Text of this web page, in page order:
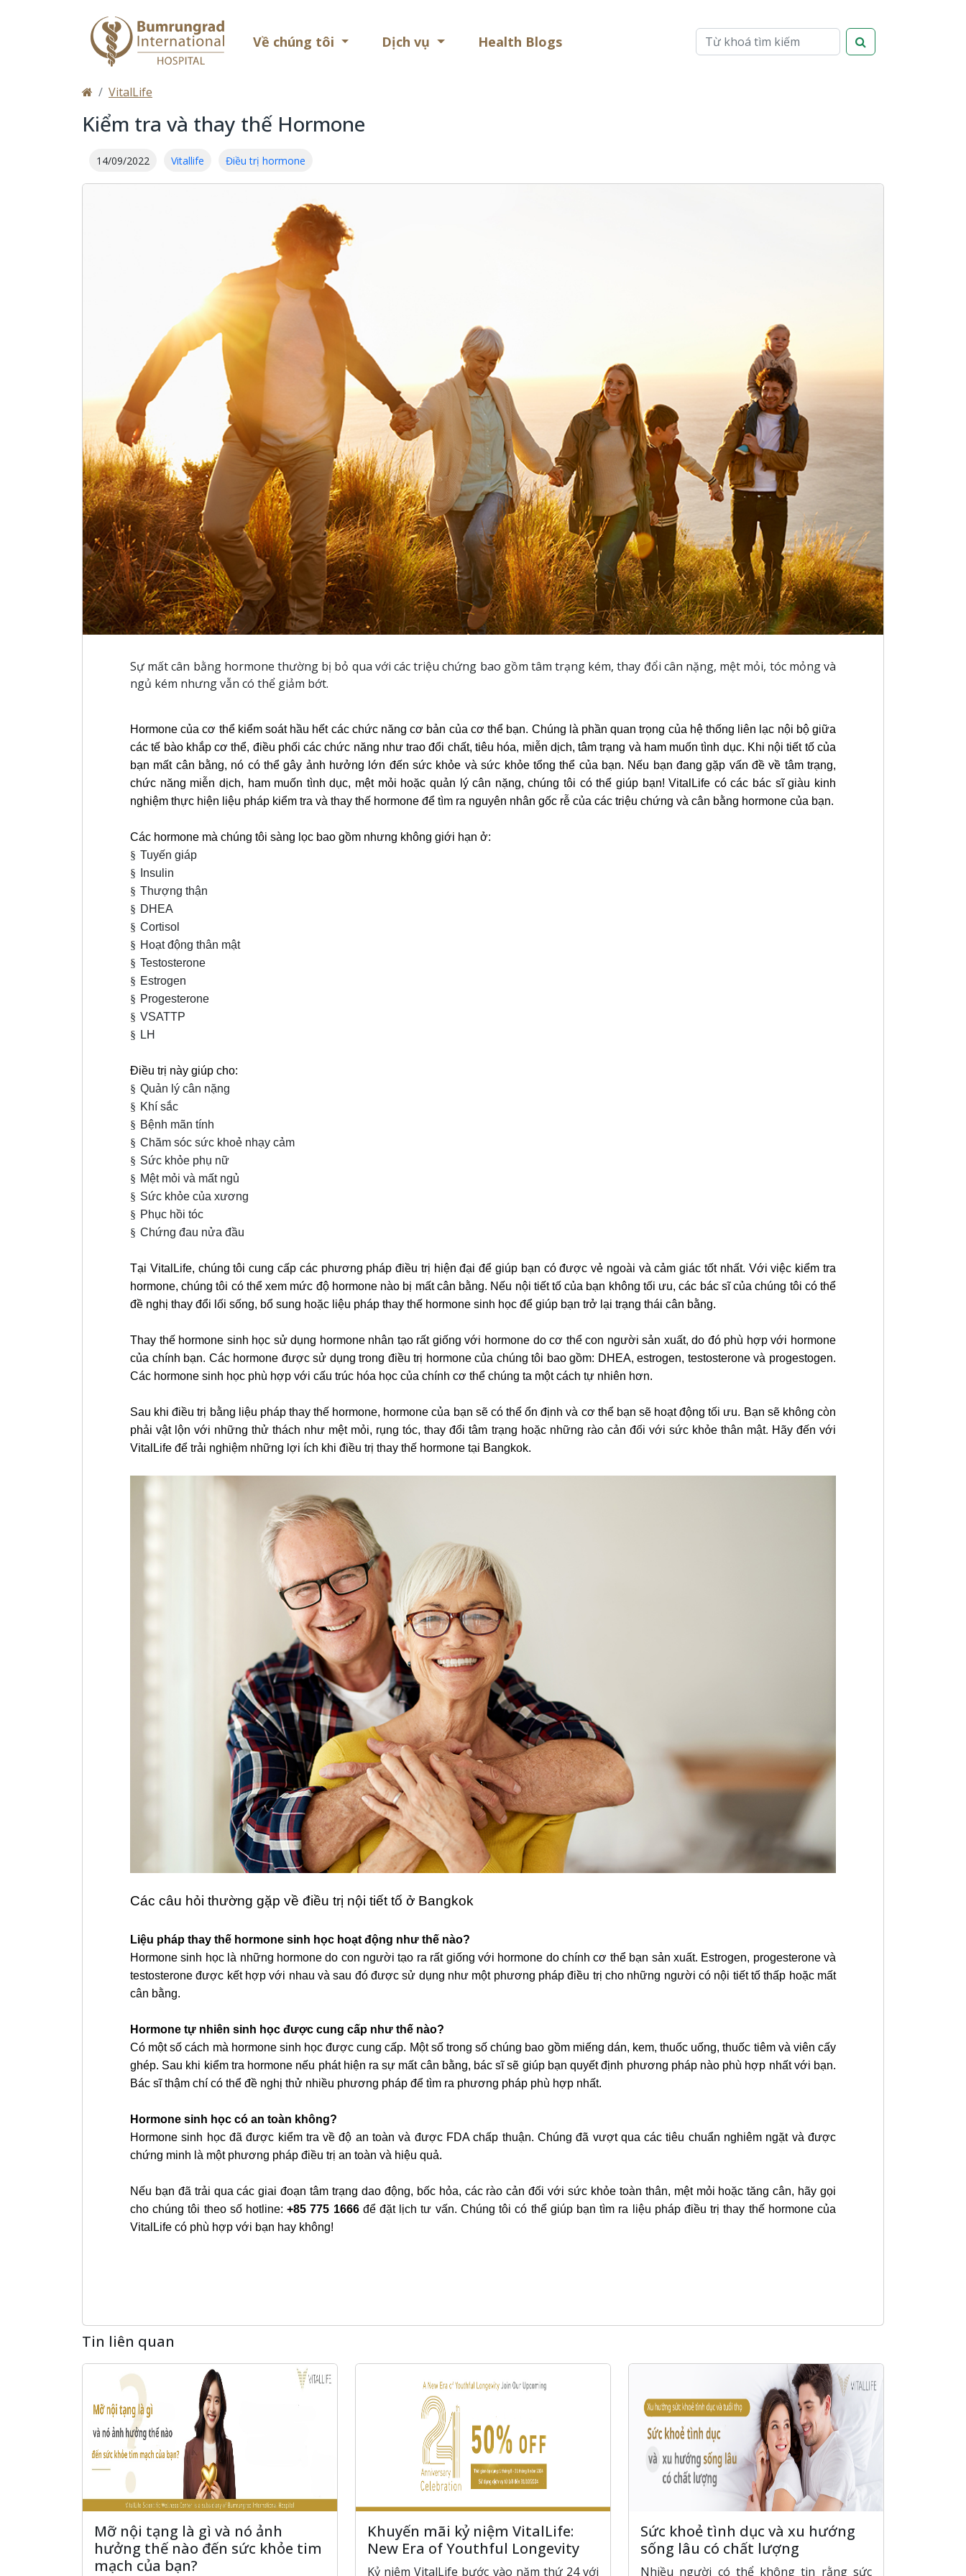
Về chúng tôi Dịch vụ Health BlogsHealth
VitalLife
Kiểm tra và thay thế Hormone
14/09/2022 Vitallife Điều trị hormone
Sự mất cân bằng hormone thường bị bỏ qua với các triệu chứng bao gồm tâm trạng kém, thay đổi cân nặng, mệt mỏi, tóc mỏng và
ngủ kém nhưng vẫn có thể giảm bớt.
Hormone của cơ thể kiểm soát hầu hết các chức năng cơ bản của cơ thể bạn. Chúng là phần quan trọng của hệ thống liên lạc nội bộ giữa
các tế bào khắp cơ thể, điều phối các chức năng như trao đổi chất, tiêu hóa, miễn dịch, tâm trạng và ham muốn tình dục. Khi nội tiết tố của
bạn mất cân bằng, nó có thể gây ảnh hưởng lớn đến sức khỏe và sức khỏe tổng thể của bạn. Nếu bạn đang gặp vấn đề về tâm trạng,
chức năng miễn dịch, ham muốn tình dục, mệt mỏi hoặc quản lý cân nặng, chúng tôi có thể giúp bạn! VitalLife có các bác sĩ giàu kinh
nghiệm thực hiện liệu pháp kiểm tra và thay thế hormone để tìm ra nguyên nhân gốc rễ của các triệu chứng và cân bằng hormone của bạn.
Các hormone mà chúng tôi sàng lọc bao gồm nhưng không giới hạn ở:
§ Tuyến giáp
§
Insulin
§ Thượng thận
§ DHEA
§ Cortisol
§ Hoạt động thân mật
§ Testosterone
§ Estrogen
§ Progesterone
§ VSATTP
§ LH
Điều trị này giúp cho:
§ Quản lý cân nặng
§ Khí sắc
§ Bệnh mãn tính
§ Chăm sóc sức khoẻ nhạy cảm
§ Sức khỏe phụ nữ
§ Mệt mỏi và mất ngủ
§ Sức khỏe của xương
§ Phục hồi tóc
§ Chứng đau nửa đầu
Tại VitalLife, chúng tôi cung cấp các phương pháp điều trị hiện đại để giúp bạn có được vẻ ngoài và cảm giác tốt nhất. Với việc kiểm tra
hormone, chúng tôi có thể xem mức độ hormone nào bị mất cân bằng. Nếu nội tiết tố của bạn không tối ưu, các bác sĩ của chúng tôi có thể
đề nghị thay đổi lối sống, bổ sung hoặc liệu pháp thay thế hormone sinh học để giúp bạn trở lại trạng thái cân bằng.
Thay thế hormone sinh học sử dụng hormone nhân tạo rất giống với hormone do cơ thể con người sản xuất, do đó phù hợp với hormone
của chính bạn. Các hormone được sử dụng trong điều trị hormone của chúng tôi bao gồm: DHEA, estrogen, testosterone và progestogen.
Các hormone sinh học phù hợp với cấu trúc hóa học của chính cơ thể chúng ta một cách tự nhiên hơn.
Sau khi điều trị bằng liệu pháp thay thế hormone, hormone của bạn sẽ có thể ổn định và cơ thể bạn sẽ hoạt động tối ưu. Bạn sẽ không còn
phải vật lộn với những thử thách như mệt mỏi, rụng tóc, thay đổi tâm trạng hoặc những rào cản đối với sức khỏe thân mật. Hãy đến với
VitalLife để trải nghiệm những lợi ích khi điều trị thay thế hormone tại Bangkok.
Các câu hỏi thường gặp về điều trị nội tiết tố ở Bangkok
Liệu pháp thay thế hormone sinh học hoạt động như thế nào?
Hormone sinh học là những hormone do con người tạo ra rất giống với hormone do chính cơ thể bạn sản xuất. Estrogen, progesterone và
testosterone được kết hợp với nhau và sau đó được sử dụng như một phương pháp điều trị cho những người có nội tiết tố thấp hoặc mất
cân bằng.
Hormone tự nhiên sinh học được cung cấp như thế nào?
Có một số cách mà hormone sinh học được cung cấp. Một số trong số chúng bao gồm miếng dán, kem, thuốc uống, thuốc tiêm và viên cấy
ghép. Sau khi kiểm tra hormone nếu phát hiện ra sự mất cân bằng, bác sĩ sẽ giúp bạn quyết định phương pháp nào phù hợp nhất với bạn.
Bác sĩ thậm chí có thể đề nghị thử nhiều phương pháp để tìm ra phương pháp phù hợp nhất.
Hormone sinh học có an toàn không?
Hormone sinh học đã được kiểm tra về độ an toàn và được FDA chấp thuận. Chúng đã vượt qua các tiêu chuẩn nghiêm ngặt và được
chứng minh là một phương pháp điều trị an toàn và hiệu quả.
Nếu bạn đã trải qua các giai đoạn tâm trạng dao động, bốc hỏa, các rào cản đối với sức khỏe toàn thân, mệt mỏi hoặc tăng cân, hãy gọi
cho chúng tôi theo số hotline:+85 775 1666để đặt lịch tư vấn. Chúng tôi có thể giúp bạn tìm ra liệu pháp điều trị thay thế hormone của
VitalLife có phù hợp với bạn hay không!
Tin liên quan
Mỡ nội tạng là gì và nó ảnh
hưởng thế nào đến sức khỏe tim
mạch của bạn?
Khuyến mãi kỷ niệm VitalLife:
New Era of Youthful Longevity
Kỷ niệm VitalLife bước vào năm thứ 24 với
Sức khoẻ tình dục và xu hướng
sống lâu có chất lượng
Nhiều người có thể không tin rằng sức